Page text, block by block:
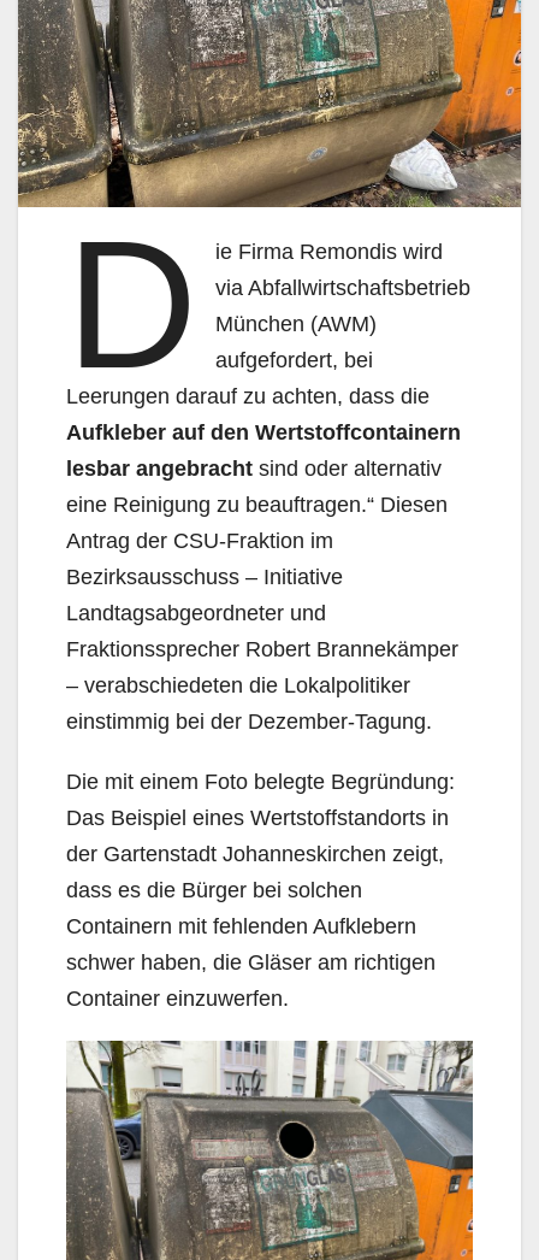
D
ie Firma Remondis wird
via Abfallwirtschaftsbetrieb
München (AWM)
aufgefordert, bei
Leerungen darauf zu achten, dass die
Aufkleber auf den Wertstoffcontainern
lesbar angebracht sind oder alternativ
eine Reinigung zu beauftragen.“ Diesen
Antrag der CSU-Fraktion im
Bezirksausschuss – Initiative
Landtagsabgeordneter und
Fraktionssprecher Robert Brannekämper
– verabschiedeten die Lokalpolitiker
einstimmig bei der Dezember-Tagung.
Die mit einem Foto belegte Begründung:
Das Beispiel eines Wertstoffstandorts in
der Gartenstadt Johanneskirchen zeigt,
dass es die Bürger bei solchen
Containern mit fehlenden Aufklebern
schwer haben, die Gläser am richtigen
Container einzuwerfen.